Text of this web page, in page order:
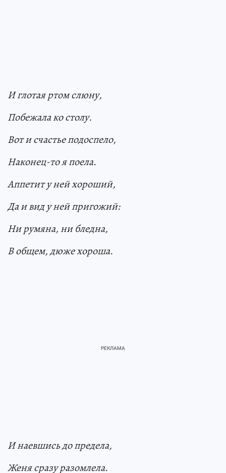
И глотая ртом слюну,
Побежала ко столу.
Вот и счастье подоспело,
Наконец-то я поела.
Аппетит у ней хороший,
Да и вид у ней пригожий:
Ни румяна, ни бледна,
В общем, дюже хороша.
И наевшись до предела,
Женя сразу разомлела.